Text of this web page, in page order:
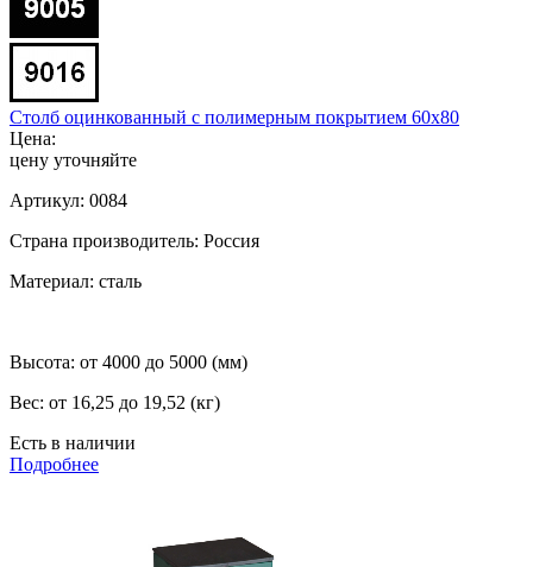
Столб оцинкованный с полимерным покрытием 60x80
Цена:
цену уточняйте
Артикул: 0084
Страна производитель: Россия
Материал: сталь
Высота: от 4000 до 5000 (мм)
Вес: от 16,25 до 19,52 (кг)
Есть в наличии
Подробнее